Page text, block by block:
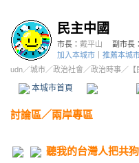
民主中國
市長： 戴平山
副市長：
加入本城市
推薦本城
udn／城市／政治社會 ／政治時事／
本城市首頁
討論區／兩岸專區
聽我的台灣人把共